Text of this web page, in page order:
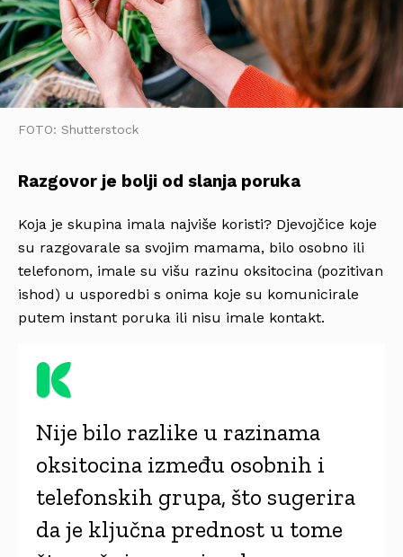
FOTO: Shutterstock
Razgovor je bolji od slanja poruka
Koja je skupina imala najviše koristi? Djevojčice koje
su razgovarale sa svojim mamama, bilo osobno ili
telefonom, imale su višu razinu oksitocina (pozitivan
ishod) u usporedbi s onima koje su komunicirale
putem instant poruka ili nisu imale kontakt.
Nije bilo razlike u razinama
oksitocina između osobnih i
telefonskih grupa, što sugerira
da je ključna prednost u tome